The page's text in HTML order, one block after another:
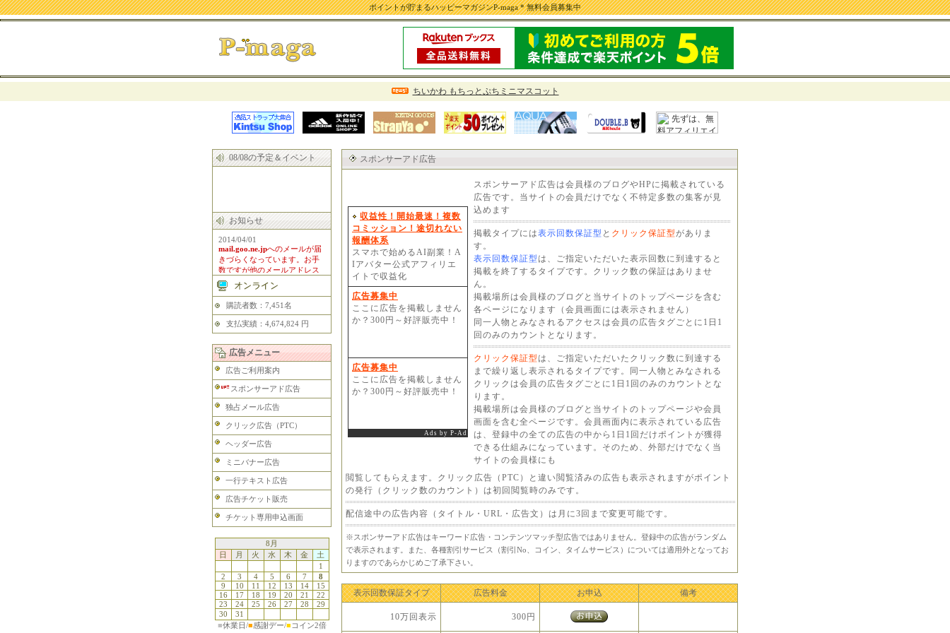
ポイントが貯まるハッピーマガジンP-maga * 無料会員募集中
ちいかわ もちっとぷちミニマスコット
08/08の予定＆イベント
お知らせ
2014/04/01
mail.goo.ne.jpへのメールが届
きづらくなっています。お手
数ですが他のメールアドレス
をご利用下さい。
購読者数：7,451名
支払実績：4,674,824 円
広告メニュー
広告ご利用案内
スポンサーアド広告
独占メール広告
クリック広告（PTC）
ヘッダー広告
ミニバナー広告
一行テキスト広告
広告チケット販売
チケット専用申込画面
8月
日
月 火 水 木 金
土
1
2
3 4 5 6 7
8
9
10 11 12 13 14
15
16
17 18 19 20 21
22
23
24 25 26 27 28
29
30
31
■休業日/■感謝デー/■ コイン2倍
スポンサーアド広告
収益性！開始最速！複数
コミッション！途切れない
報酬体系
スマホで始めるAI副業！A
Iアバター公式アフィリエ
イトで収益化
広告募集中
ここに広告を掲載しません
か？300円～好評販売中！
広告募集中
ここに広告を掲載しません
か？300円～好評販売中！
Ads by P-Ad
スポンサーアド広告は会員様のブログやHPに掲載されている
広告です。当サイトの会員だけでなく不特定多数の集客が見
込めます
掲載タイプには表示回数保証型 と クリック保証型がありま
す。
表示回数保証型 は、ご指定いただいた表示回数に到達すると
掲載を終了するタイプです。クリック数の保証はありませ
ん。
掲載場所は会員様のブログと当サイトのトップページを含む
各ページになります（会員画面には表示されません）
同一人物とみなされるアクセスは会員の広告タグごとに1日1
回のみのカウントとなります。
クリック保証型 は、ご指定いただいたクリック数に到達する
まで繰り返し表示されるタイプです。同一人物とみなされる
クリックは会員の広告タグごとに1日1回のみのカウントとな
ります。
掲載場所は会員様のブログと当サイトのトップページや会員
画面を含む全ページです。会員画面内に表示されている広告
は、登録中の全ての広告の中から1日1回だけポイントが獲得
できる仕組みになっています。そのため、外部だけでなく当
サイトの会員様にも
閲覧してもらえます。クリック広告（PTC）と違い閲覧済みの広告も表示されますがポイント
の発行（クリック数のカウント）は初回閲覧時のみです。
配信途中の広告内容（タイトル・URL・広告文）は月に3回まで変更可能です。
※スポンサーアド広告はキーワード広告・コンテンツマッチ型広告ではありません。登録中の広告がランダム
で表示されます。また、各種割引サービス（割引No、コイン、タイムサービス）については適用外となってお
りますのであらかじめご了承下さい。
表示回数保証タイプ 広告料金 お申込 備考
10万回表示 300円